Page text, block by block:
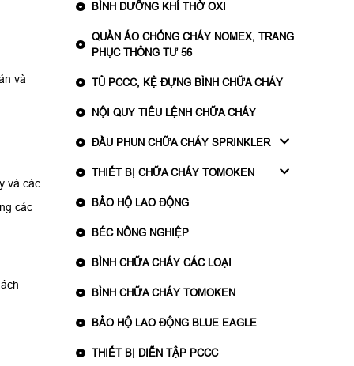
và
và các
các
BÌNH DƯỠNG KHÍ THỞ OXI
QUẦN ÁO CHỐNG CHÁY NOMEX, TRANG
PHỤC THÔNG TƯ 56
TỦ PCCC, KỆ ĐỰNG BÌNH CHỮA CHÁY
NỘI QUY TIÊU LỆNH CHỮA CHÁY
ĐẦU PHUN CHỮA CHÁY SPRINKLER
THIẾT BỊ CHỮA CHÁY TOMOKEN
BẢO HỘ LAO ĐỘNG
BÉC NÔNG NGHIỆP
BÌNH CHỮA CHÁY CÁC LOẠI
BÌNH CHỮA CHÁY TOMOKEN
BẢO HỘ LAO ĐỘNG BLUE EAGLE
THIẾT BỊ DIỄN TẬP PCCC